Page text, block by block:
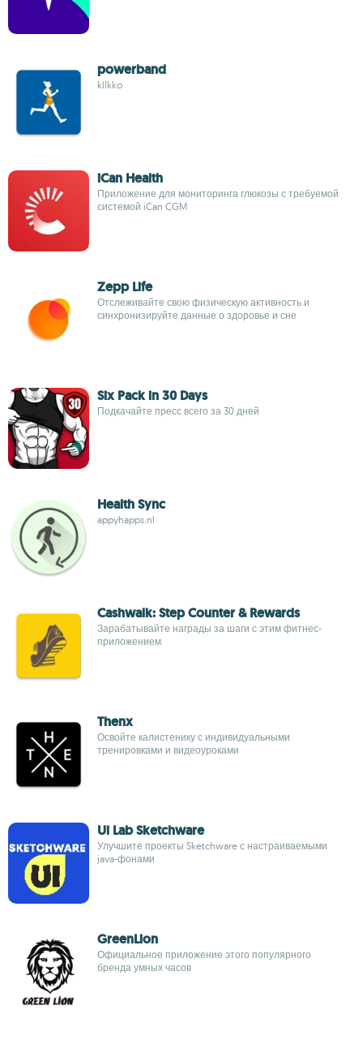
powerband
kllkko
iCan Health
Приложение для мониторинга глюкозы с требуемой
системой iCan CGM
Zepp Life
Отслеживайте свою физическую активность и
синхронизируйте данные о здоровье и сне
Six Pack in 30 Days
Подкачайте пресс всего за 30 дней
Health Sync
appyhapps.nl
Cashwalk: Step Counter & Rewards
Зарабатывайте награды за шаги с этим фитнес-
приложением
Thenx
Освойте калистенику с индивидуальными
тренировками и видеоуроками
Ui Lab Sketchware
Улучшите проекты Sketchware с настраиваемыми
java-фонами
GreenLion
Официальное приложение этого популярного
бренда умных часов